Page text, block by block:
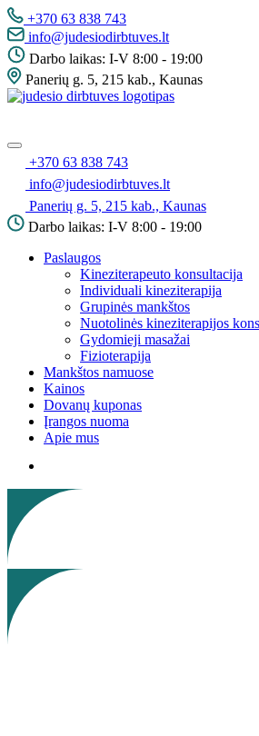
Pereiti
į
turinį
+370 63 838 743
info@judesiodirbtuves.lt
Darbo laikas: I-V 8:00 - 19:00
Panerių g. 5, 215 kab., Kaunas
Meniu
+370 63 838 743
info@judesiodirbtuves.lt
Panerių g. 5, 215 kab., Kaunas
Darbo laikas: I-V 8:00 - 19:00
Paslaugos
Kineziterapeuto konsultacija
Individuali kineziterapija
Grupinės mankštos
Nuotolinės kineziterapijos
Gydomieji masažai
Fizioterapija
Mankštos namuose
Kainos
Dovanų kuponas
Įrangos nuoma
Apie mus